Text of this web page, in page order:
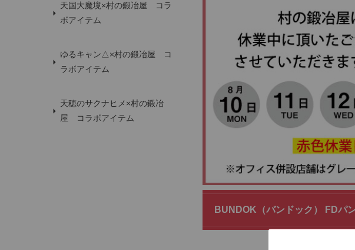
天国大魔境×村の鍛冶屋 コラ
ボアイテム
ゆるキャン△×村の鍛冶屋 コ
ラボアイテム
天穂のサクナヒメ×村の鍛冶
屋 コラボアイテム
BUNDOK（バンドック） FDパ